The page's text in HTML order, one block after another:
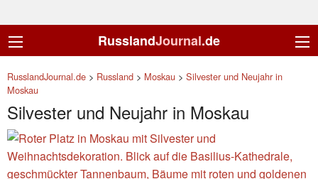
RusslandJournal.de
RusslandJournal.de > Russland > Moskau > Silvester und Neujahr in
Moskau
Silvester und Neujahr in Moskau